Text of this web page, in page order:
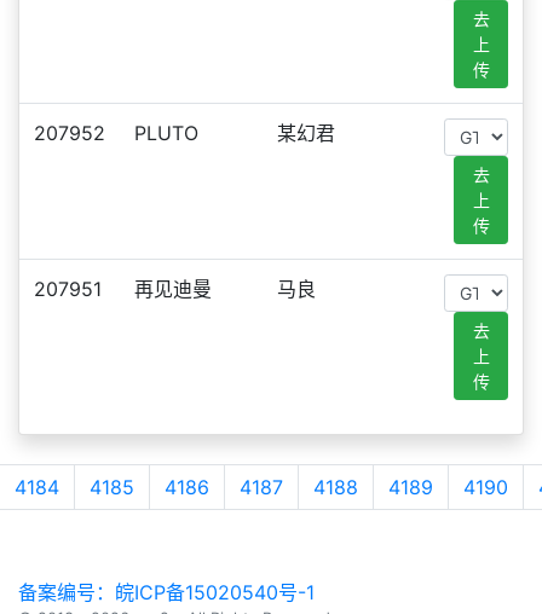
去
上
传
207952 PLUTO 某幻君
去
上
传
207951 再见迪曼 马良
去
上
传
4184 4185 4186 4187 4188 4189 4190
备案编号：皖ICP备15020540号-1